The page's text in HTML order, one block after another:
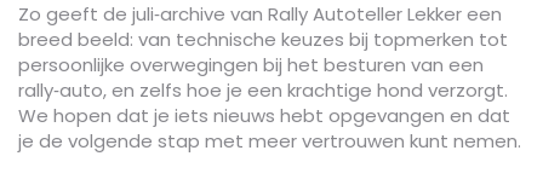
Zo geeft de juli‑archive van Rally Autoteller Lekker een
breed beeld: van technische keuzes bij topmerken tot
persoonlijke overwegingen bij het besturen van een
rally‑auto, en zelfs hoe je een krachtige hond verzorgt.
We hopen dat je iets nieuws hebt opgevangen en dat
je de volgende stap met meer vertrouwen kunt nemen.